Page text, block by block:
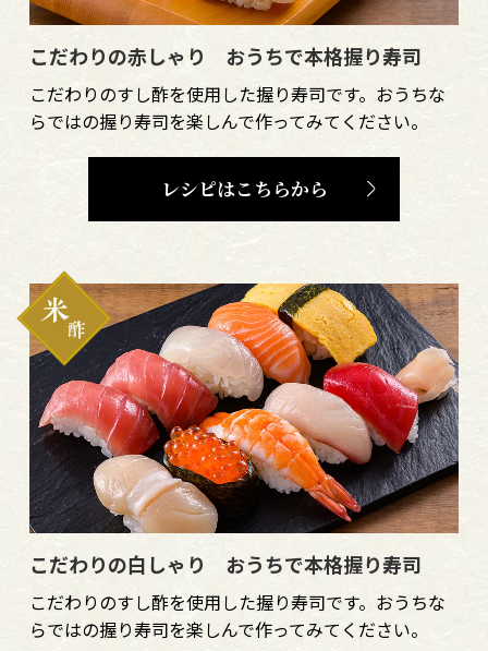
こだわりの赤しゃり おうちで本格握り寿司
こだわりのすし酢を使用した握り寿司です。おうちな
らではの握り寿司を楽しんで作ってみてください。
レシピはこちらから
こだわりの白しゃり おうちで本格握り寿司
こだわりのすし酢を使用した握り寿司です。おうちな
らではの握り寿司を楽しんで作ってみてください。